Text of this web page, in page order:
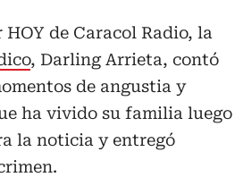
HOY de Caracol Radio, la
, Darling Arrieta, contó
de angustia y
ha vivido su familia luego
la noticia y entregó